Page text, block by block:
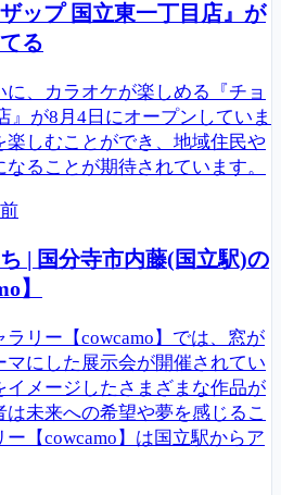
ップ 国立東一丁目店』が
る
、カラオケが楽しめる『チョ
』が8月4日にオープンしていま
しむことができ、地域住民や
ることが期待されています。
| 国分寺市内藤(国立駅)の
】
リー【cowcamo】では、窓が
にした展示会が開催されてい
イメージしたさまざまな作品が
未来への希望や夢を感じるこ
【cowcamo】は国立駅からア